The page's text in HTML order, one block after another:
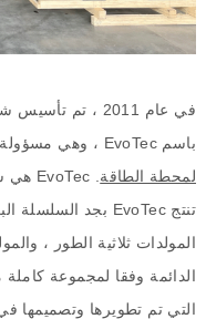
في عام 2011 ، تم تأسيس
باسم EvoTec ، وهي مسؤولة
لمحطة الطاقة
هي
تنتج EvoTec بجد السلسلة
المولدات ثلاثية الطور ،
الدائمة وفقا لمجموعة
التي تم تطويرها وتصميمها في